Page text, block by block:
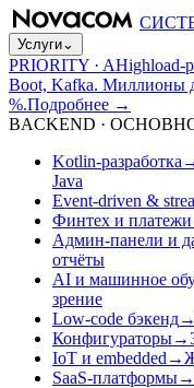
Услуги⌄
PRIORITY · AHighload-
Boot, Kafka. Миллионы
%.Подробнее →
BACKEND ·
Kotlin-разработка
Java
Event-driven &
Финтех и платежи
Админ-панели и
отчёты
AI и машинное
зрение
Low-code бэкенд→
Конфигураторы→
IoT и embedded →
SaaS-платформы→